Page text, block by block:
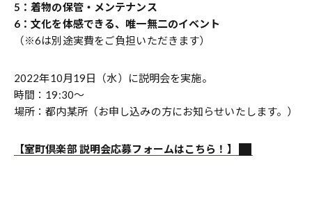
5：着物の保管・メンテナンス
6：文化を体感できる、唯一無二のイベント
（※6は別途実費をご負担いただきます）
2022年10月19日（水）に説明会を実施。
時間：19:30〜
場所：都内某所（お申し込みの方にお知らせいたします。）
【室町倶楽部 説明会応募フォームはこちら！】